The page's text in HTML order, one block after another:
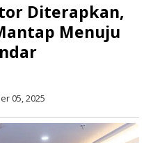
Diterapkan,
Menuju
05, 2025